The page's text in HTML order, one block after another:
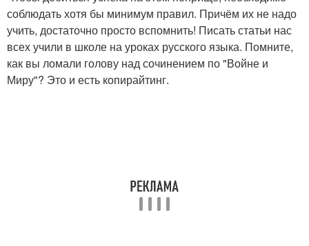
соблюдать хотя бы минимум правил. Причём их не надо
учить, достаточно просто вспомнить! Писать статьи нас
всех учили в школе на уроках русского языка. Помните,
как вы ломали голову над сочинением по "Войне и
Миру"? Это и есть копирайтинг.